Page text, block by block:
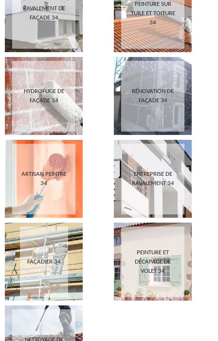
RAVALEMENT DE
FAÇADE 34
PEINTURE SUR
TUILE ET TOITURE
34
HYDROFUGE DE
FAÇADE 34
RÉNOVATION DE
FAÇADE 34
ARTISAN PEINTRE
34
ENTREPRISE DE
RAVALEMENT 34
FAÇADIER 34
PEINTURE ET
DÉCAPAGE DE
VOLET 34